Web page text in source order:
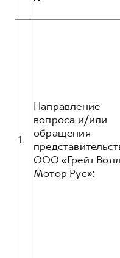
Автомобильные
Коллекция Детская
Автомобильные
1.
Направление
вопроса и/или
обращения
ООО «Грейт Волл
Мотор Рус»: